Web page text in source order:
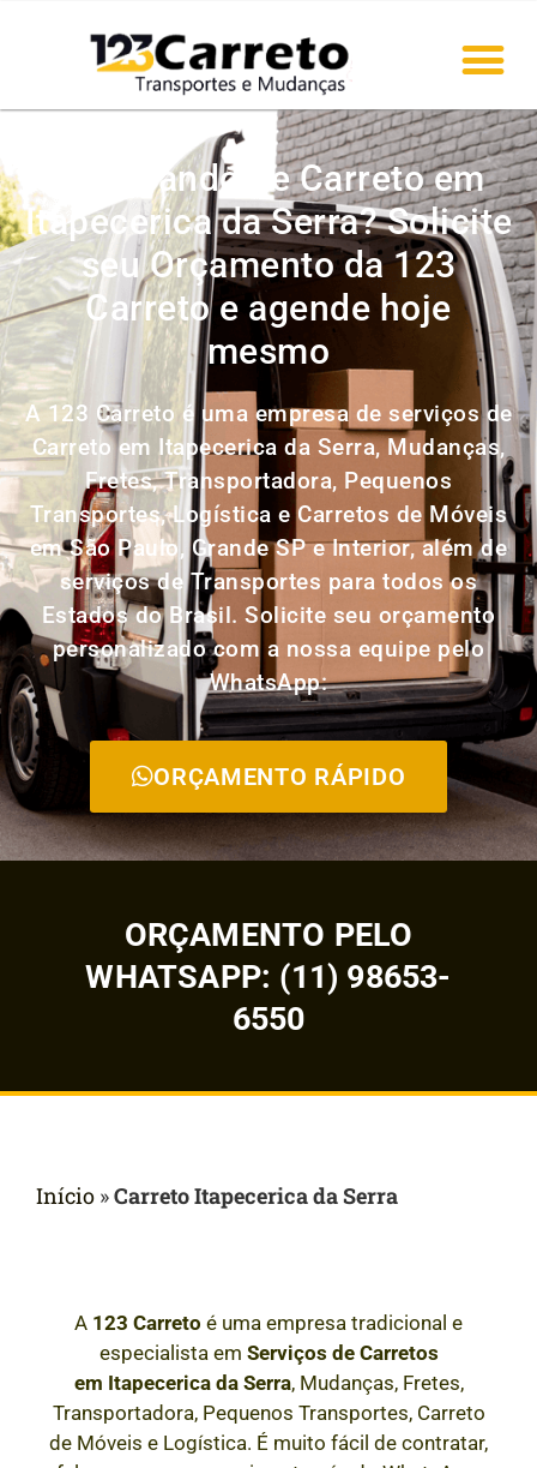
Precisando de Carreto em
Itapecerica da Serra? Solicite
seu Orçamento da 123
Carreto e agende hoje
mesmo
A 123 Carreto é uma empresa de serviços de
Carreto em Itapecerica da Serra, Mudanças,
Fretes, Transportadora, Pequenos
Transportes, Logística e Carretos de Móveis
em São Paulo, Grande SP e Interior, além de
serviços de Transportes para todos os
Estados do Brasil. Solicite seu orçamento
personalizado com a nossa equipe pelo
WhatsApp:
ORÇAMENTO RÁPIDO
ORÇAMENTO PELO
WHATSAPP: (11) 98653-
6550
Início »Carreto Itapecerica da Serra
A 123 Carreto é uma empresa tradicional e
especialista em Serviços de Carretos
em Itapecerica da Serra, Mudanças, Fretes,
Transportadora, Pequenos Transportes, Carreto
de Móveis e Logística. É muito fácil de contratar,